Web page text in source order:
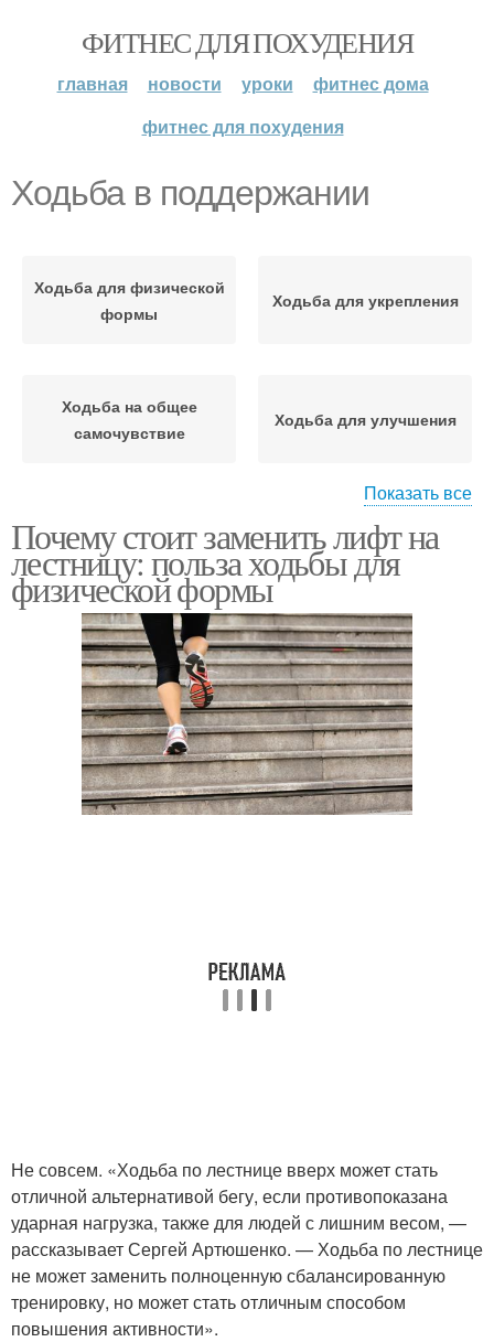
ФИТНЕС ДЛЯ ПОХУДЕНИЯ
главная новости уроки
фитнес дома
фитнес для похудения
Ходьба в поддержании
Ходьба для физической
формы
Ходьба для укрепления
Ходьба на общее
самочувствие
Ходьба для улучшения
Польза от ходьбы
Ходьба на сердечно-
сосудистую систему
Быстрая ходьба Ходьба для здоровья
Ходьба на укрепление Связь между ходьбой
Показать все
Почему стоит заменить лифт на
лестницу: польза ходьбы для
физической формы
Не совсем. «Ходьба по лестнице вверх может стать
отличной альтернативой бегу, если противопоказана
ударная нагрузка, также для людей с лишним весом, —
рассказывает Сергей Артюшенко. — Ходьба по лестнице
не может заменить полноценную сбалансированную
тренировку, но может стать отличным способом
повышения активности».